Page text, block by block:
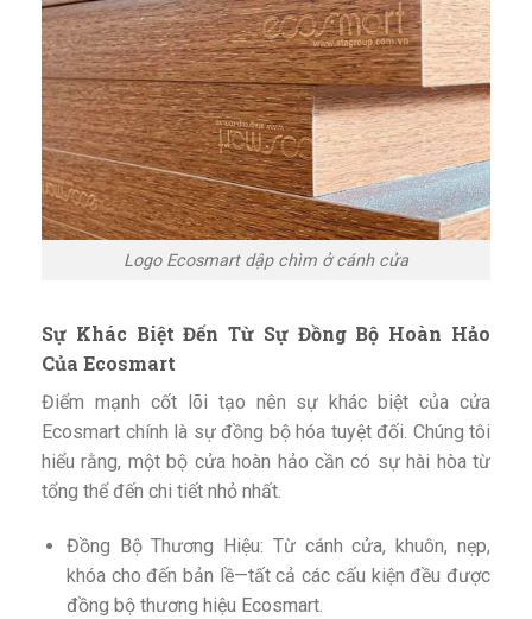
Logo Ecosmart dập chìm ở cánh cửa
Sự Khác Biệt Đến Từ Sự Đồng Bộ Hoàn Hảo
Của Ecosmart
Điểm mạnh cốt lõi tạo nên sự khác biệt của cửa
Ecosmart chính là sự đồng bộ hóa tuyệt đối. Chúng tôi
hiểu rằng, một bộ cửa hoàn hảo cần có sự hài hòa từ
tổng thể đến chi tiết nhỏ nhất.
Đồng Bộ Thương Hiệu: Từ cánh cửa, khuôn, nẹp,
khóa cho đến bản lề—tất cả các cấu kiện đều được
đồng bộ thương hiệu Ecosmart.